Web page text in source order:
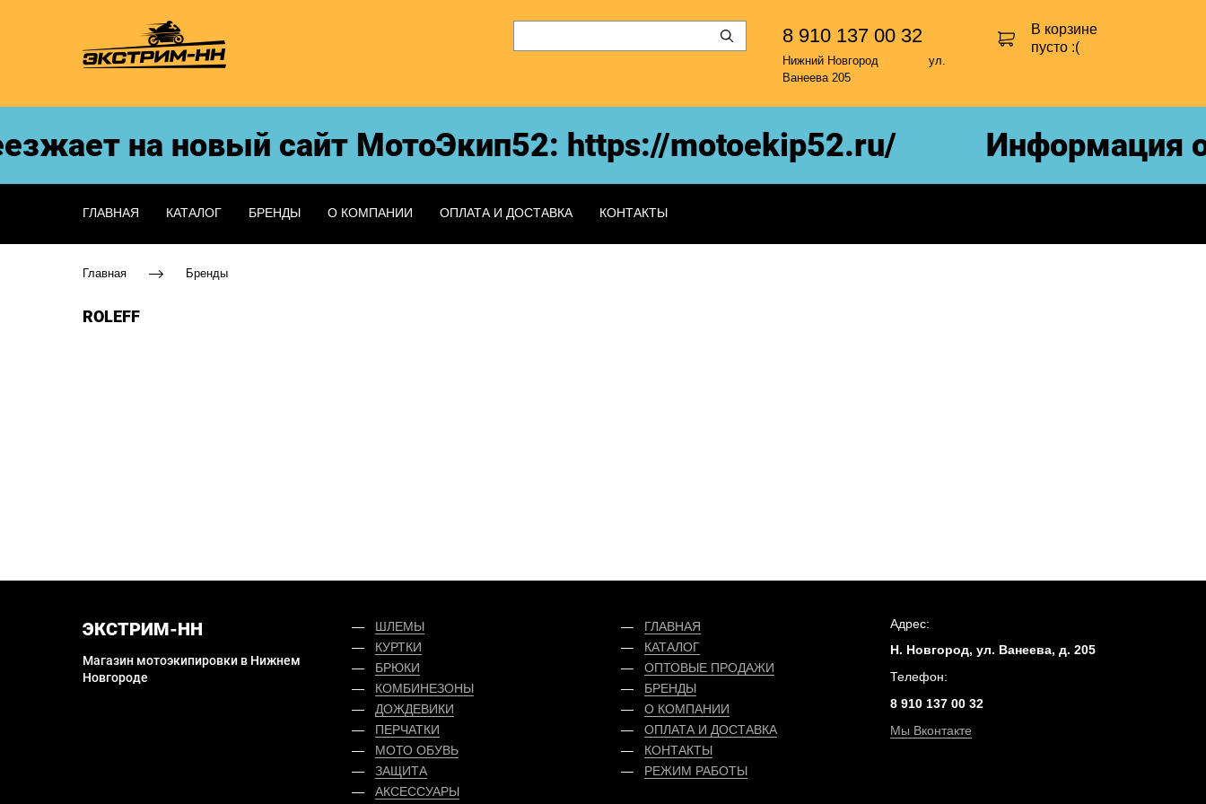
8 910 137 00 32
Нижний Новгород ул.
Ванеева 205
В корзине
пусто :(
на новый сайт МотоЭкип52: https://motoekip52.ru/ Информация
ГЛАВНАЯ КАТАЛОГ БРЕНДЫ О КОМПАНИИ ОПЛАТА И ДОСТАВКА КОНТАКТЫ
Главная Бренды
ROLEFF
ЭКСТРИМ-НН
Магазин мотоэкипировки в Нижнем
Новгороде
ШЛЕМЫ
КУРТКИ
БРЮКИ
КОМБИНЕЗОНЫ
ДОЖДЕВИКИ
ПЕРЧАТКИ
МОТО ОБУВЬ
ЗАЩИТА
АКСЕССУАРЫ
ГЛАВНАЯ
КАТАЛОГ
ОПТОВЫЕ ПРОДАЖИ
БРЕНДЫ
О КОМПАНИИ
ОПЛАТАИ ДОСТАВКА
КОНТАКТЫ
РЕЖИМ РАБОТЫ
Адрес:
Н. Новгород, ул. Ванеева, д. 205
Телефон:
8 910 137 00 32
Мы Вконтакте